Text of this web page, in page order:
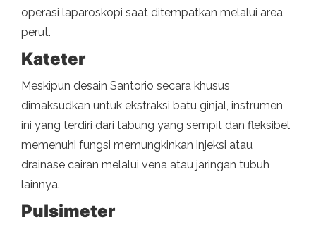
operasi laparoskopi saat ditempatkan melalui area
perut.
Kateter
Meskipun desain Santorio secara khusus
dimaksudkan untuk ekstraksi batu ginjal, instrumen
ini yang terdiri dari tabung yang sempit dan fleksibel
memenuhi fungsi memungkinkan injeksi atau
drainase cairan melalui vena atau jaringan tubuh
lainnya.
Pulsimeter